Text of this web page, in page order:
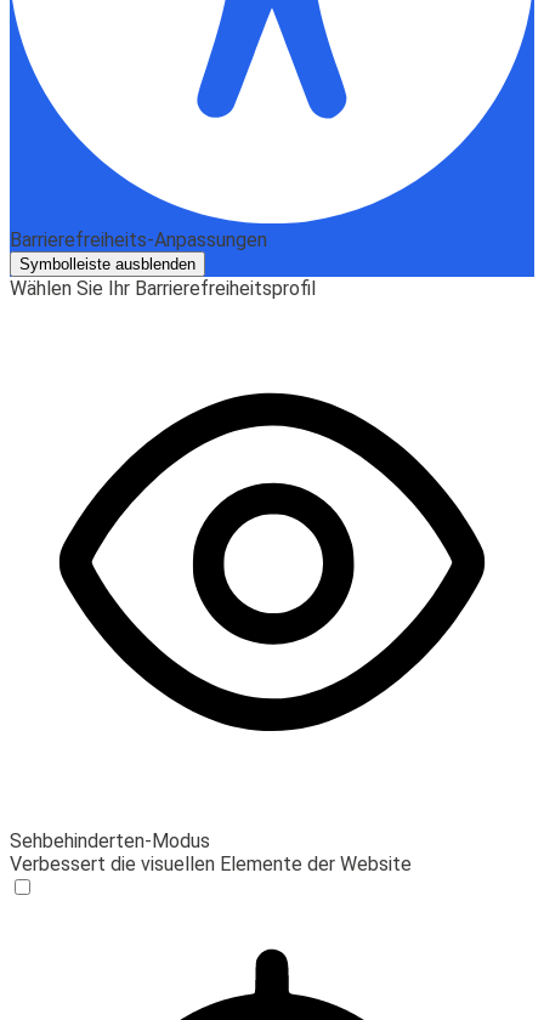
Barrierefreiheits-Anpassungen
Symbolleiste ausblenden
Wählen Sie Ihr Barrierefreiheitsprofil
Sehbehinderten-Modus
Verbessert die visuellen Elemente der Website